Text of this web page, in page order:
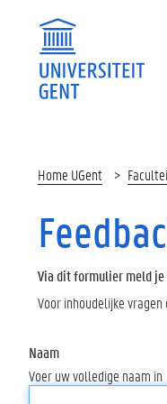
Home UGent
Via dit formulier meld je
Voor inhoudelijke
Naam
Voer uw volledige naam in